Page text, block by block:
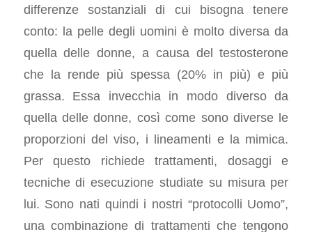
differenze sostanziali di cui bisogna tenere
conto: la pelle degli uomini è molto diversa da
quella delle donne, a causa del testosterone
che la rende più spessa (20% in più) e più
grassa. Essa invecchia in modo diverso da
quella delle donne, così come sono diverse le
proporzioni del viso, i lineamenti e la mimica.
Per questo richiede trattamenti, dosaggi e
tecniche di esecuzione studiate su misura per
lui. Sono nati quindi i nostri “protocolli Uomo”,
una combinazione di trattamenti che tengono